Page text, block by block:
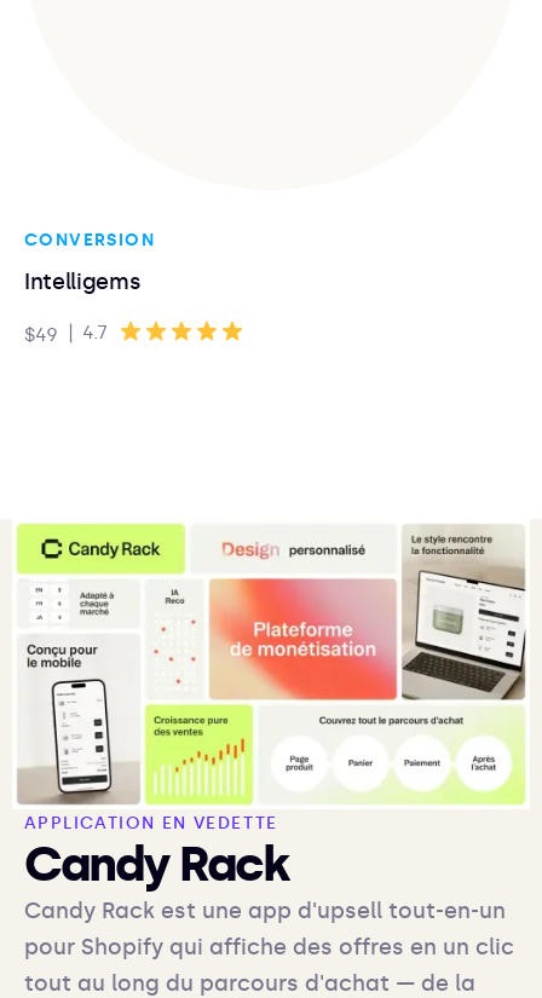
CONVERSION
Intelligems
$49 | 4.7
APPLICATION EN VEDETTE
Candy Rack
Candy Rack est une app d'upsell tout-en-un
pour Shopify qui affiche des offres en un clic
tout au long du parcours d'achat — de la